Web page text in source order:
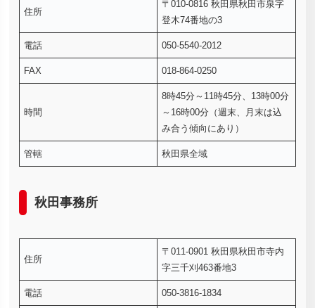
住所
〒010-0816 秋田県秋田市泉字
登木74番地の3
電話 050-5540-2012
FAX 018-864-0250
時間
8時45分～11時45分、13時00分
～16時00分（週末、月末は込
み合う傾向にあり）
管轄 秋田県全域
秋田事務所
住所
〒011-0901 秋田県秋田市寺内
字三千刈463番地3
電話 050-3816-1834